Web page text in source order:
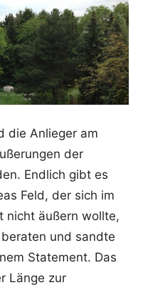
die Anlieger am
der
Endlich gibt es
Feld, der sich im
nicht äußern wollte,
und sandte
Statement. Das
Länge zur